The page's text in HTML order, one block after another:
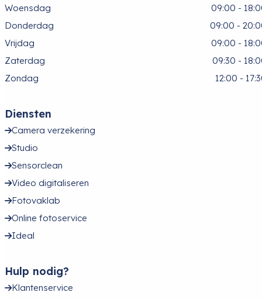
Woensdag
09:00 -
Donderdag
09:00 -
Vrijdag
09:00 -
Zaterdag
09:30 -
Zondag
12:00 -
Diensten
Camera verzekering
Studio
Sensorclean
Video digitaliseren
Fotovaklab
Online fotoservice
Ideal
Hulp nodig?
Klantenservice